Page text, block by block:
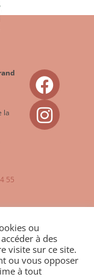
la
55
ou
à des
visite sur ce site.
ou vous opposer
à tout